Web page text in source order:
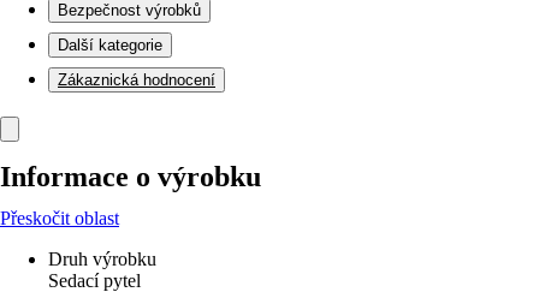
Bezpečnost výrobků
Další kategorie
Zákaznická hodnocení
Informace o výrobku
Přeskočit oblast
Druh výrobku
Sedací pytel